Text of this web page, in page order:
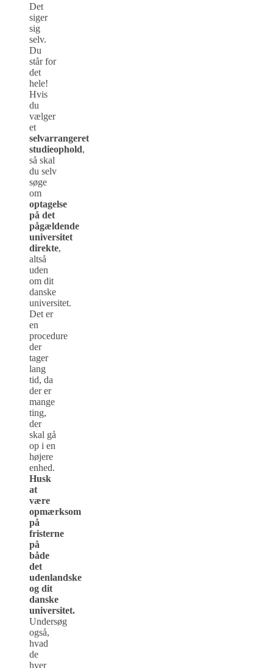
Det
siger
sig
selv.
Du
står for
det
hele!
Hvis
du
vælger
et
selvarrangeret
studieophold,
så skal
du selv
søge
om
optagelse
på det
pågældende
universitet
direkte,
altså
uden
om dit
danske
universitet.
Det er
en
procedure
der
tager
lang
tid, da
der er
mange
ting,
der
skal gå
op i en
højere
enhed.
Husk
at
være
opmærksom
på
fristerne
på
både
det
udenlandske
og dit
danske
universitet.
Undersøg
også,
hvad
de
hver